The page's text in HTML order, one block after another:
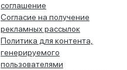
соглашение
Согласие на получение
рекламных рассылок
Политика для контента,
генерируемого
пользователями